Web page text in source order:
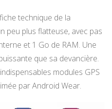
technique de la
peu plus flatteuse, avec pas
et 1 Go de RAM. Une
que sa devancière.
modules GPS
par Android Wear.